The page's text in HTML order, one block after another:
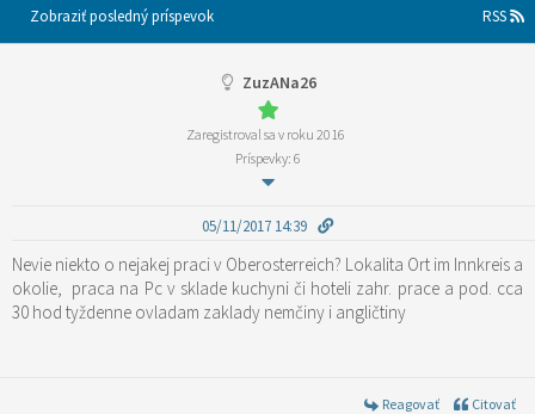
Zobraziť posledný príspevok RSS
ZuzANa26
Zaregistroval sa v roku 2016
Príspevky: 6
05/11/2017 14:39
Nevie niekto o nejakej praci v Oberosterreich? Lokalita Ort im Innkreis a
okolie, praca na Pc v sklade kuchyni či hoteli zahr. prace a pod. cca
30 hod tyždenne ovladam zaklady nemčiny i angličtiny
Reagovať Citovať